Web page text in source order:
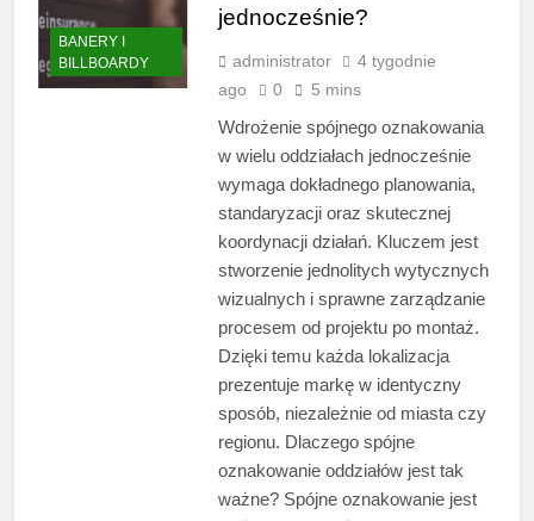
BANERY I
BILLBOARDY
jednocześnie?
administrator
4 tygodnie
ago
0 5 mins
Wdrożenie spójnego oznakowania
w wielu oddziałach jednocześnie
wymaga dokładnego planowania,
standaryzacji oraz skutecznej
koordynacji działań. Kluczem jest
stworzenie jednolitych wytycznych
wizualnych i sprawne zarządzanie
procesem od projektu po montaż.
Dzięki temu każda lokalizacja
prezentuje markę w identyczny
sposób, niezależnie od miasta czy
regionu. Dlaczego spójne
oznakowanie oddziałów jest tak
ważne? Spójne oznakowanie jest